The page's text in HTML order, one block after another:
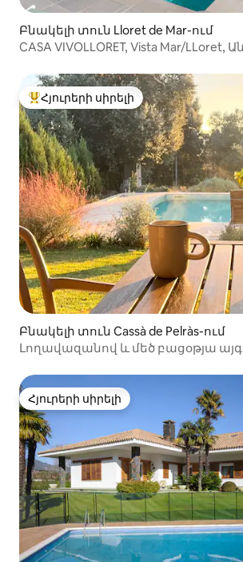
Բնակելի տուն Lloret de Mar-ում
CASA VIVOLLORET, Vista Mar/LLoret,
Հյուրերի սիրելի լավագույն տները
Հյուրերի սիրելի
Բնակելի տուն Cassà de Pelràs-ում
Լողավազանով և մեծ բացօթյա
Հյուրերի սիրելի
Հյուրերի սիրելի